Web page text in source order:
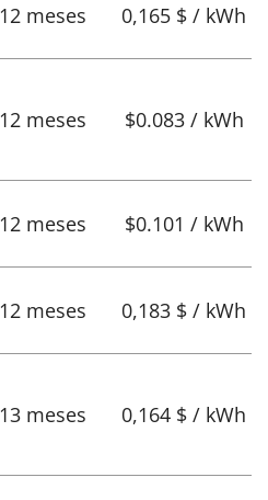
12 meses 0,165 $ / kWh
12 meses $0.083 / kWh
12 meses $0.101 / kWh
12 meses 0,183 $ / kWh
13 meses 0,164 $ / kWh